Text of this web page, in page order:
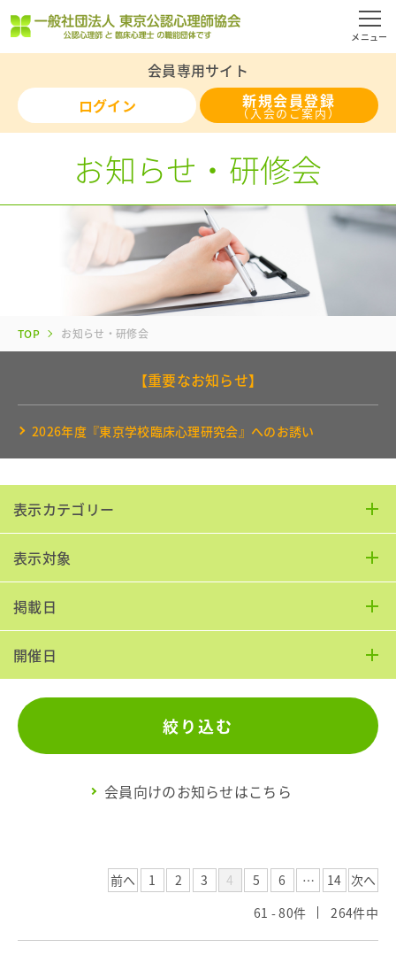
メニュー
会員専用サイト
ログイン
新規会員登録
（入会のご案内）
お問い合わせ
お知らせ・研修会
TOP お知らせ・研修会
【重要なお知らせ】
2026年度『東京学校臨床心理研究会』へのお誘い
表示カテゴリー
表示対象
掲載日
開催日
絞り込む
会員向けのお知らせはこちら
前へ 1 2 3 4 5 6 … 14 次へ
61 - 80件
264件中